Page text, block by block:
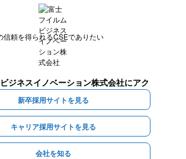
ジネスイノベーション株式会社にアク
新卒採用サイトを見る
キャリア採用サイトを見る
会社を知る